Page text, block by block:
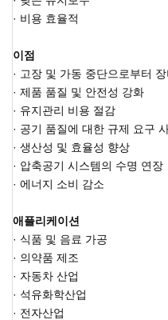
· 비용 효율적
이점
· 고장 및 가동 중단으로부터
· 제품 품질 및 안전성 강화
· 유지관리 비용 절감
· 공기 품질에 대한 규제 요구
· 생산성 및 효율성 향상
· 압축공기 시스템의 수명 연장
· 에너지 소비 감소
애플리케이션
· 식품 및 음료 가공
· 의약품 제조
· 자동차 산업
· 석유화학산업
· 전자산업